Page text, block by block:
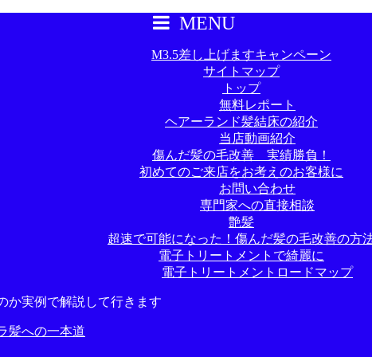
MENU
M3.5差し上げますキャンペーン
サイトマップ
トップ
無料レポート
ヘアーランド髪結床の紹介
当店動画紹介
傷んだ髪の毛改善 実績勝負！
初めてのご来店をお考えのお客様に
お問い合わせ
専門家への直接相談
艶髪
超速で可能になった！傷んだ髪の毛改善の方
電子トリートメントで綺麗に
電子トリートメントロードマップ
か実例で解説して行きます
髪への一本道